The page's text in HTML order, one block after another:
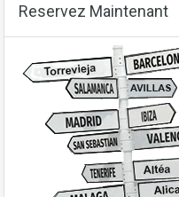
Reservez Maintenant